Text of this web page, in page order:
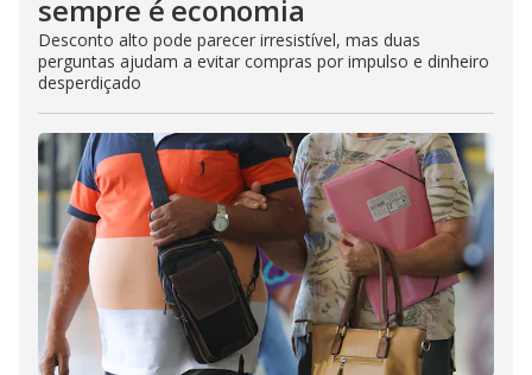
sempre é economia
Desconto alto pode parecer irresistível, mas duas
perguntas ajudam a evitar compras por impulso e dinheiro
desperdiçado